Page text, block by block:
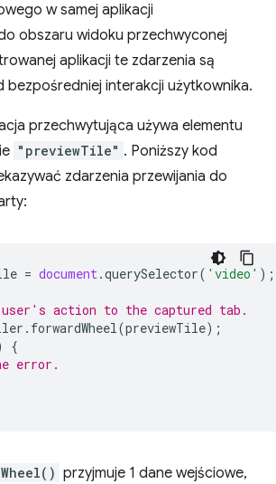
w samej aplikacji
obszaru widoku przechwyconej
aplikacji te zdarzenia są
bezpośredniej interakcji użytkownika.
przechwytująca używa elementu
"previewTile" . Poniższy kod
zdarzenia przewijania do
= document.querySelector( 'video' );
action to the captured tab.
. forwardWheel(previewTile);
{
error.
przyjmuje 1 dane wejściowe,